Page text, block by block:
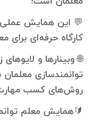
💬 این همایش
کارگاه حرفه‌ای برای
🌐 وبینارها و
توانمندسازی
روش‌های کسب
🔰همایش معلم